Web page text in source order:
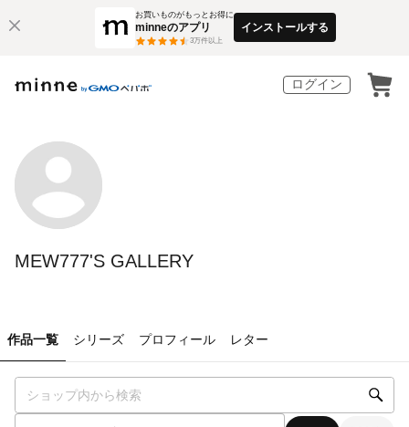
お買いものがもっとお得に
minneのアプリ
3万件以上
インストールする
ログイン
MEW777'S GALLERY
作品一覧 シリーズ プロフィール レター